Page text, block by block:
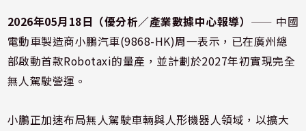
2026年05月18日（優分析／產業數據中心報導） ⸺ 中國
電動車製造商小鵬汽車(9868-HK)周一表示，已在廣州總
部啟動首款Robotaxi的量產，並計劃於2027年初實現完全
無人駕駛營運。
小鵬正加速布局無人駕駛車輛與人形機器人領域，以擴大